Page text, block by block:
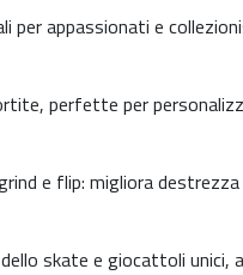
per appassionati e
perfette per
e flip: migliora destrezza
skate e giocattoli unici,